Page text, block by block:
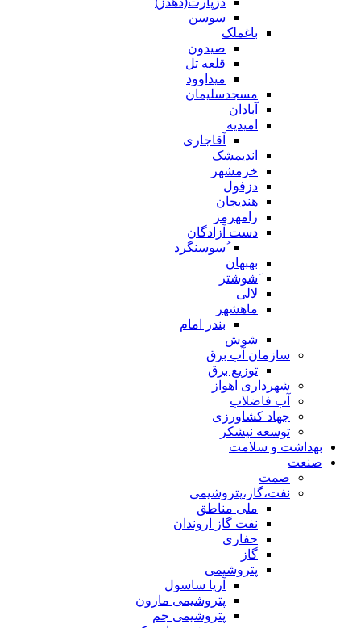
سوسن
باغملک
صیدون
قلعه تل
میداوود
مسجدسلیمان
آبادان
امیدیه
آقاجاری
اندیمشک
خرمشهر
دزفول
هندیجان
رامهرمز
دست آزادگان
ُسوسنگرد
بهبهان
َشوشتر
لالی
ماهشهر
بندر امام
شوش
سازمان آب برق
توزیع برق
شهرداری اهواز
آب فاضلاب
جهاد کشاورزی
توسعه نیشکر
بهداشت و سلامت
صنعت
صمت
نفت،گاز،پتروشیمی
ملی مناطق
نفت گاز اروندان
حفاری
گاز
پتروشیمی
آریا ساسول
پتروشیمی مارون
پتروشیمی جم